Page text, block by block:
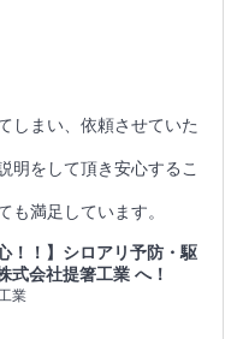
しまい、依頼させていた
明をして頂き安心するこ
も満足しています。
！！】シロアリ予防・駆
式会社提箸工業 へ！
業